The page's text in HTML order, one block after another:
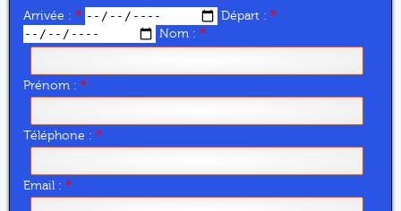
Arrivée : * Départ : *
Nom : *
Prénom : *
Téléphone : *
Email : *